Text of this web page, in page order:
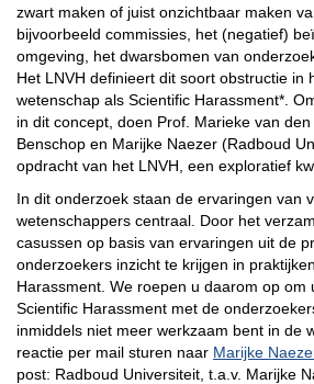
zwart maken of juist onzichtbaar maken
bijvoorbeeld commissies, het (negatief)
omgeving, het dwarsbomen van
Het LNVH definieert dit soort obstructie in
wetenschap als Scientific Harassment*.
in dit concept, doen Prof. Marieke van
Benschop en Marijke Naezer (Radboud
opdracht van het LNVH, een exploratief
In dit onderzoek staan de ervaringen van
wetenschappers centraal. Door het
casussen op basis van ervaringen uit de
onderzoekers inzicht te krijgen in
Harassment. We roepen u daarom op om
Scientific Harassment met de
inmiddels niet meer werkzaam bent in de
reactie per mail sturen naar Marijke
post: Radboud Universiteit, t.a.v. Marijke